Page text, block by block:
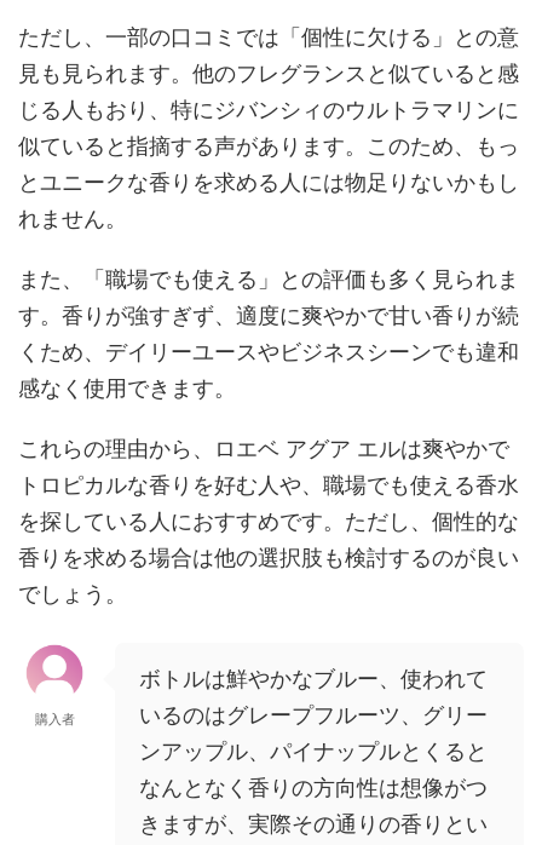
ただし、一部の口コミでは「個性に欠ける」との意
見も見られます。他のフレグランスと似ていると感
じる人もおり、特にジバンシィのウルトラマリンに
似ていると指摘する声があります。このため、もっ
とユニークな香りを求める人には物足りないかもし
れません。
また、「職場でも使える」との評価も多く見られま
す。香りが強すぎず、適度に爽やかで甘い香りが続
くため、デイリーユースやビジネスシーンでも違和
感なく使用できます。
これらの理由から、ロエベ アグア エルは爽やかで
トロピカルな香りを好む人や、職場でも使える香水
を探している人におすすめです。ただし、個性的な
香りを求める場合は他の選択肢も検討するのが良い
でしょう。
購入者
ボトルは鮮やかなブルー、使われて
いるのはグレープフルーツ、グリー
ンアップル、パイナップルとくると
なんとなく香りの方向性は想像がつ
きますが、実際その通りの香りとい